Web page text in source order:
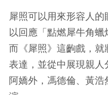
犀照可以用來形容人
以回應「點燃犀牛角蠟
而《犀照》這齣戲，
表達，並從中展現親
阿嬌外，馮德倫、黃